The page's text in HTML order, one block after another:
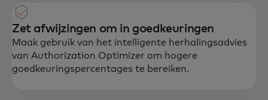
Zet afwijzingen om in goedkeuringen
Maak gebruik van het intelligente herhalingsadvies
van Authorization Optimizer om hogere
goedkeuringspercentages te bereiken.